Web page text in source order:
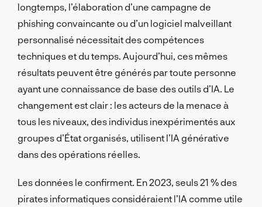
longtemps, l’élaboration d’une campagne de
phishing convaincante ou d’un logiciel malveillant
personnalisé nécessitait des compétences
techniques et du temps. Aujourd’hui, ces mêmes
résultats peuvent être générés par toute personne
ayant une connaissance de base des outils d’IA. Le
changement est clair : les acteurs de la menace à
tous les niveaux, des individus inexpérimentés aux
groupes d’État organisés, utilisent l’IA générative
dans des opérations réelles.
Les données le confirment. En 2023, seuls 21 % des
pirates informatiques considéraient l’IA comme utile